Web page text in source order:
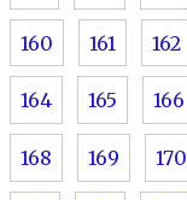
160 161 162
164 165 166
168 169 170